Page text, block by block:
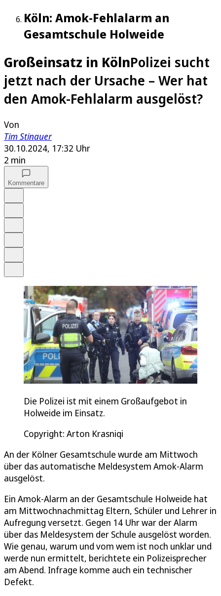
Köln: Amok-Fehlalarm an
Gesamtschule Holweide
Großeinsatz in KölnPolizei sucht
jetzt nach der Ursache – Wer hat
den Amok-Fehlalarm ausgelöst?
Von
Tim Stinauer
30.10.2024, 17:32 Uhr
2 min
Kommentare
Die Polizei ist mit einem Großaufgebot in
Holweide im Einsatz.
Copyright: Arton Krasniqi
An der Kölner Gesamtschule wurde am Mittwoch
über das automatische Meldesystem Amok-Alarm
ausgelöst.
Ein Amok-Alarm an der Gesamtschule Holweide hat
am Mittwochnachmittag Eltern, Schüler und Lehrer in
Aufregung versetzt. Gegen 14 Uhr war der Alarm
über das Meldesystem der Schule ausgelöst worden.
Wie genau, warum und vom wem ist noch unklar und
werde nun ermittelt, berichtete ein Polizeisprecher
am Abend. Infrage komme auch ein technischer
Defekt.